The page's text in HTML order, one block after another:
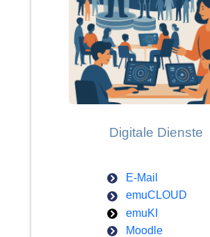
Digitale Dienste
E-Mail
emuCLOUD
emuKI
Moodle